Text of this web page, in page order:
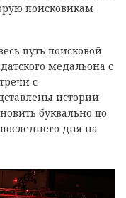
поисковикам
путь поисковой
медальона с
с
истории
буквально по
дня на